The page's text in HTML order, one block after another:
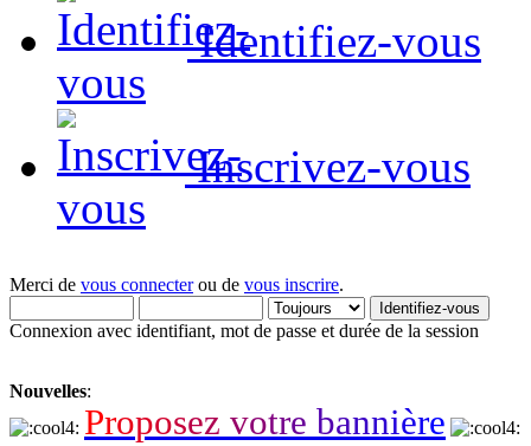
Identifiez-vous
Inscrivez-vous
Merci de vous connecterou de vous inscrire.
Connexion avec identifiant, mot de passe et durée de la session
Nouvelles:
Proposez votre bannière